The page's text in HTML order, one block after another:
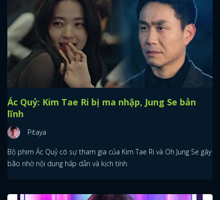
Ác Quỷ: Kim Tae Ri bị ma nhập, Jung Se bản
lĩnh
Pitaya
Bộ phim Ác Quỷ có sự tham gia của Kim Tae Ri và Oh Jung Se gây
bão nhờ nội dung hấp dẫn và kịch tính.